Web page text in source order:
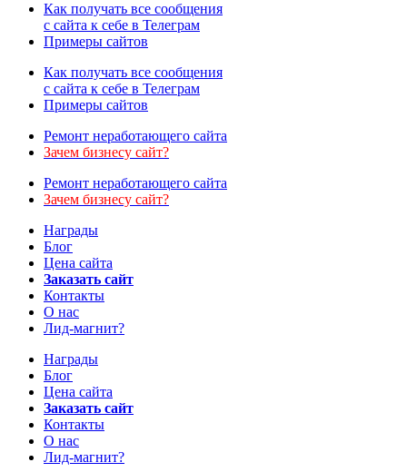
Как получать все сообщения
с сайта к себе в Телеграм
Примеры сайтов
Как получать все сообщения
с сайта к себе в Телеграм
Примеры сайтов
Ремонт неработающего сайта
Зачем бизнесу сайт?
Ремонт неработающего сайта
Зачем бизнесу сайт?
Награды
Блог
Цена сайта
Заказать сайт
Контакты
О нас
Лид-магнит?
Награды
Блог
Цена сайта
Заказать сайт
Контакты
О нас
Лид-магнит?